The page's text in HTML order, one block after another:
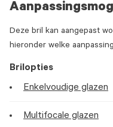
Deze bril kan aangepast
hieronder welke
Brilopties
Enkelvoudige glazen
Multifocale glazen